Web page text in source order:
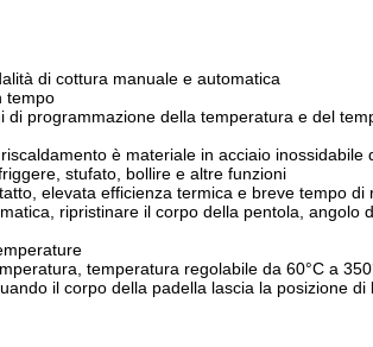
di cottura manuale e automatica
tempo
programmazione della temperatura e del
è materiale in acciaio inossidabile
stufato, bollire e altre funzioni
elevata efficienza termica e breve tempo di
ripristinare il corpo della pentola, angolo
temperatura regolabile da 60°C a
il corpo della padella lascia la posizione di